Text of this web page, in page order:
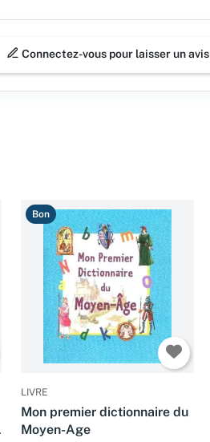
Connectez-vous pour laisser un avis
Bon
LIVRE
Mon premier dictionnaire du
Moyen-Age